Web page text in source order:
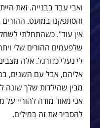
ואבי עבד בבנייה. זאת
והסתפקנו במועט.
אין עוד". כשהתחלתי
שלפעמים ההורים שלי
לי נעלי כדורגל. אלה
אליהם, אבל עם השנים,
מבין שהילדות שלך שונה
אני מאוד מודה להוריי
להסביר את זה במילים.